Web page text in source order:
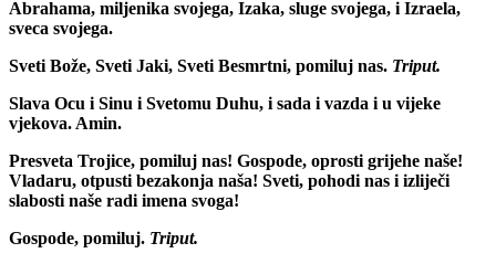
Abrahama, miljenika svojega, Izaka, sluge svojega, i Izraela,
sveca svojega.
Sveti Bože, Sveti Jaki, Sveti Besmrtni, pomiluj nas. Triput.
Slava Ocu i Sinu i Svetomu Duhu, i sada i vazda i u vijeke
vjekova. Amin.
Presveta Trojice, pomiluj nas! Gospode, oprosti grijehe naše!
Vladaru, otpusti bezakonja naša! Sveti, pohodi nas i izliječi
slabosti naše radi imena svoga!
Gospode, pomiluj. Triput.